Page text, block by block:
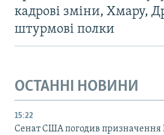
кадрові зміни, Хмару,
штурмові полки
ОСТАННІ НОВИНИ
15:22
Сенат США погодив призначення